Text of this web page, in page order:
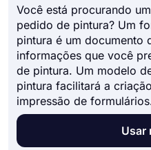
Você está procurando
pedido de pintura? Um
pintura é um documento
informações que você
de pintura. Um modelo
pintura facilitará a
impressão de
Usar